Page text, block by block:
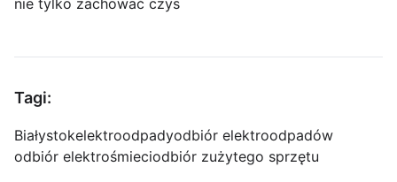
nie tylko zachować czys
Tagi:
Białystokelektroodpadyodbiór elektroodpadów
odbiór elektrośmieciodbiór zużytego sprzętu